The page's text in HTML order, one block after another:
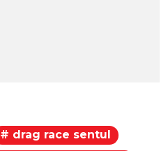
# drag race sentul